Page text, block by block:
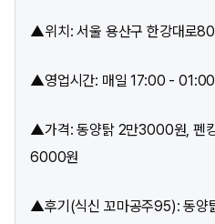
▲위치: 서울 용산구 한강대로
▲영업시간: 매일 17:00 -
▲가격: 동양탉 2만3000원, 펜
6000원
▲후기(식신 꼬마공주95): 동양